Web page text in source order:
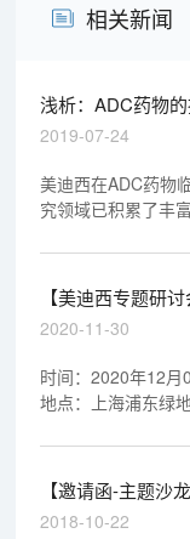
相关新闻
浅析：ADC药物
2019-07-24
美迪西在ADC药物
究领域已积累了丰
安全性评价研究，
NMPA和FDA审评
【美迪西专题研
疗产业化道路探索
2020-11-30
时间：2020年12月
地点：上海浦东绿
【邀请函-主题沙
评价的关注点
2018-10-22